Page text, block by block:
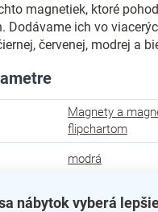
nábytok vyberá
magnetiek, ktoré
Dodávame ich vo
červenej, modrej a
Magnety a
flipchartom
modrá